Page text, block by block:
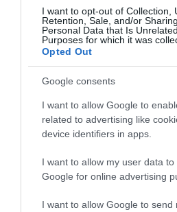
I want to opt-out of Collection,
Retention, Sale, and/or
Personal Data that Is
Purposes for which it was
Opted Out
Google consents
I want to allow Google to
related to advertising like
device identifiers in apps.
I want to allow my user data
Google for online advertising
I want to allow Google to send
ΡΟΗ ΕΙΔΗΣΕΩΝ
Το χρηματοδοτούμενο
από την ΕΕ έργο “The
Gaming Police”
ενισχύει την ασφάλεια
των παιδιών στο
31.07.2026
ΑΑΔΕ: Διευκρινίσεις
για τα πρόστιμα σε
παραβάσεις που
31.07.2026